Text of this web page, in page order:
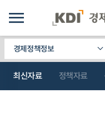
경제정책정보
최신자료 정책자료